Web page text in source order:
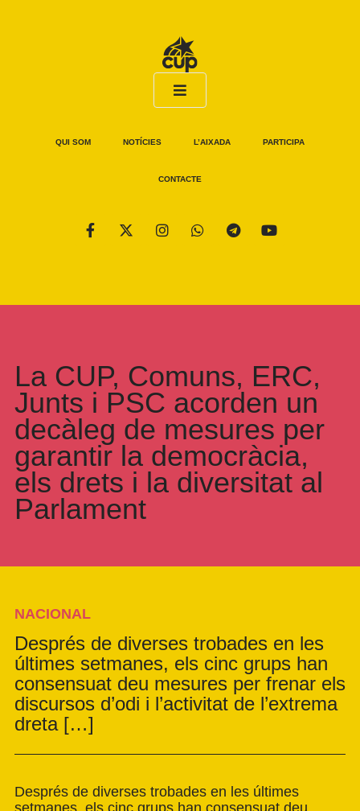
QUI SOM NOTÍCIES L’AIXADA PARTICIPA
CONTACTE
La CUP, Comuns, ERC,
Junts i PSC acorden un
decàleg de mesures per
garantir la democràcia,
els drets i la diversitat al
Parlament
NACIONAL
Després de diverses trobades en les
últimes setmanes, els cinc grups han
consensuat deu mesures per frenar els
discursos d’odi i l’activitat de l’extrema
dreta […]
Després de diverses trobades en les últimes